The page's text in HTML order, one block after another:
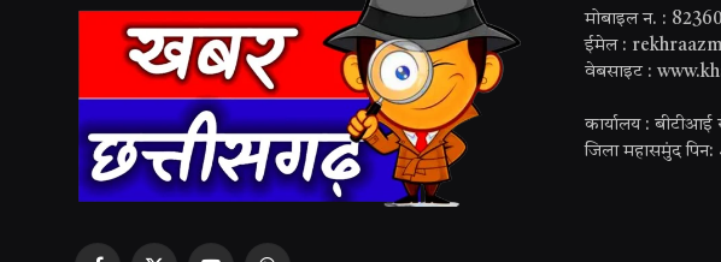
मोबाइल न. :
ईमेल :
वेबसाइट :
कार्यालय : बीटीआई
जिला महासमुंद